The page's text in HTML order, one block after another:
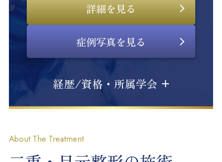
詳細を見る
症例写真を見る
経歴/資格・所属学会
About The Treatment